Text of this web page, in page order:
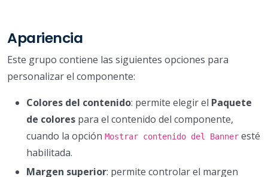
Apariencia
Este grupo contiene las siguientes opciones para
personalizar el componente:
Colores del contenido: permite elegir el Paquete
de colores para el contenido del componente,
cuando la opción Mostrar contenido del Banner esté
habilitada.
Margen superior: permite controlar el margen